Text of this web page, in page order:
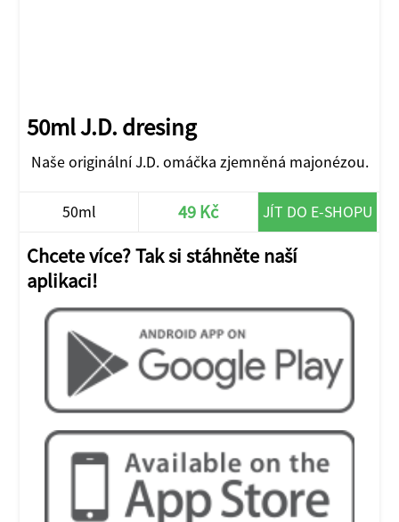
50ml J.D. dresing
Naše originální J.D. omáčka zjemněná majonézou.
50ml 49 Kč JÍT DO E-SHOPU
Chcete více? Tak si stáhněte naší
aplikaci!